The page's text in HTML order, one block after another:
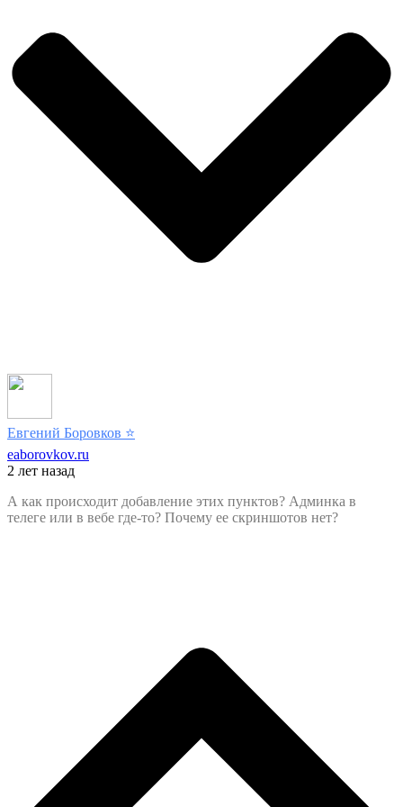
Евгений Боровков ⭐️
eaborovkov.ru
2 лет назад
А как происходит добавление этих пунктов? Админка в
телеге или в вебе где-то? Почему ее скриншотов нет?